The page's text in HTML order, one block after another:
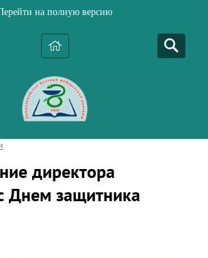
на полную версию
директора
Днем защитника